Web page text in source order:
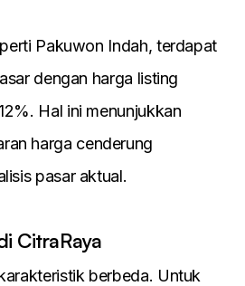
Pakuwon Indah, terdapat
dengan harga listing
Hal ini menunjukkan
harga cenderung
pasar aktual.
CitraRaya
berbeda. Untuk